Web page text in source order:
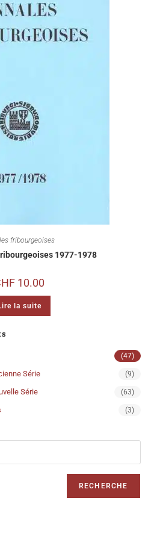
fribourgeoises
1977-1978
10.00
la suite
(47)
Série (9)
Série (63)
(3)
RECHERCHE